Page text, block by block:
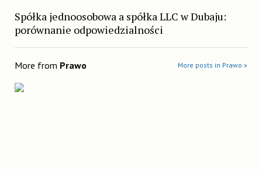
Spółka jednoosobowa a spółka LLC w Dubaju:
porównanie odpowiedzialności
More from Prawo More posts in Prawo »